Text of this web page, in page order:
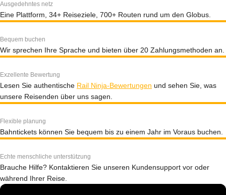
Ausgedehntes netz
Eine Plattform, 34+ Reiseziele, 700+ Routen rund um den Globus.
Bequem buchen
Wir sprechen Ihre Sprache und bieten über 20 Zahlungsmethoden an.
Exzellente Bewertung
Lesen Sie authentische Rail Ninja-Bewertungen und sehen Sie, was
unsere Reisenden über uns sagen.
Flexible planung
Bahntickets können Sie bequem bis zu einem Jahr im Voraus buchen.
Echte menschliche unterstützung
Brauche Hilfe? Kontaktieren Sie unseren Kundensupport vor oder
während Ihrer Reise.